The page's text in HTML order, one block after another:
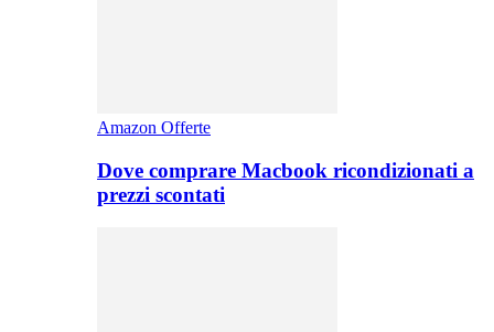
Amazon Offerte
Dove comprare Macbook ricondizionati a
prezzi scontati